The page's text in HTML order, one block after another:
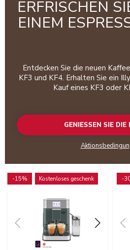
ERFRISCHEN
EINEM
Entdecken Sie die neuen
KF3 und KF4. Erhalten Sie ein
Kauf eines KF3 oder
GENIESSEN SIE DIE
-15% Kostenloses geschenk -